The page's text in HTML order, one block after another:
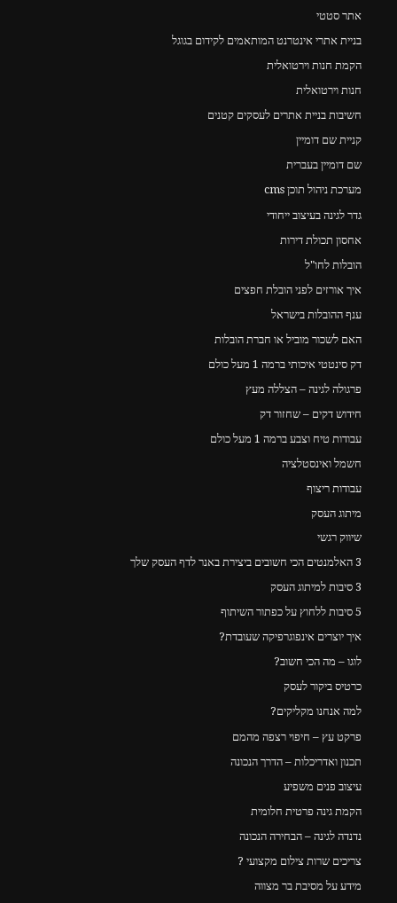
אתר סטטי
בניית אתרי אינטרנט המותאמים לקידום בגוגל
הקמת חנות וירטואלית
חנות וירטואלית
חשיבות בניית אתרים לעסקים קטנים
קניית שם דומיין
שם דומיין בעברית
מערכת ניהול תוכן cms
גדר לגינה בעיצוב ייחודי
אחסון תכולת דירות
הובלות לחו"ל
איך אורזים לפני הובלת חפצים
ענף ההובלות בישראל
האם לשכור מוביל או חברת הובלות
דק סינטטי איכותי ברמה 1 מעל כולם
פרגולה לגינה – הצללה מעץ
חידוש דקים – שחזור דק
עבודות טיח וצבע ברמה 1 מעל כולם
חשמל ואינסטלציה
עבודות ריצוף
מיתוג העסק
שיווק רגשי
3 האלמנטים הכי חשובים ביצירת באנר לדף העסק שלך
3 סיבות למיתוג העסק
5 סיבות ללחוץ על כפתור השיתוף
איך יוצרים אינפוגרפיקה שעובדת?
לוגו – מה הכי חשוב?
כרטיס ביקור לעסק
למה אנחנו מקליקים?
פרקט עץ – חיפוי רצפה מהמם
תכנון ואדריכלות – הדרך הנכונה
עיצוב פנים משפיע
הקמת גינה פרטית חלומית
נדנדה לגינה – הבחירה הנכונה
צריכים שרות צילום מקצועי ?
מידע על מסיבת בר מצווה